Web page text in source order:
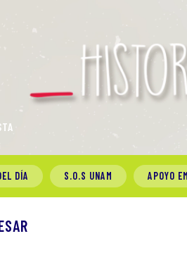
DÍA S.O.S UNAM APOYO